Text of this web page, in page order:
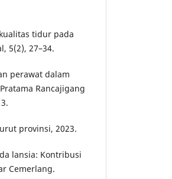
tidur pada
5(2), 27–34.
perawat dalam
Rancajigang
provinsi, 2023.
lansia: Kontribusi
Cemerlang.